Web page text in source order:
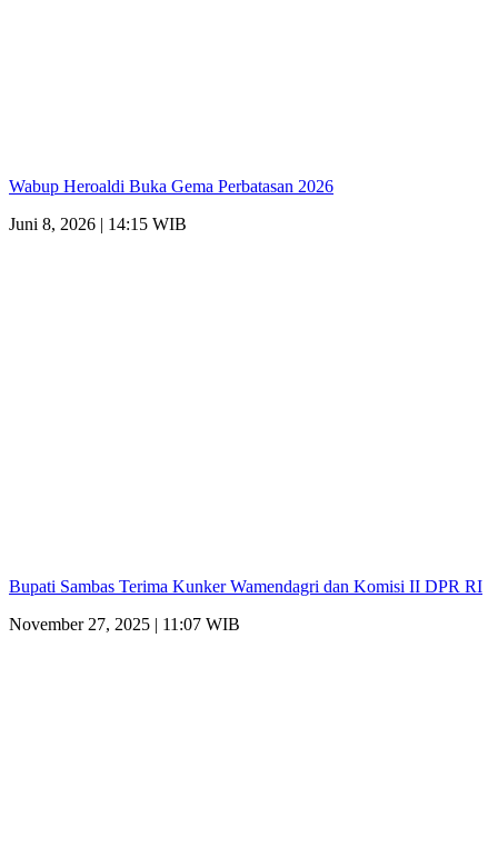
Wabup Heroaldi Buka Gema Perbatasan 2026
Juni 8, 2026 | 14:15 WIB
Bupati Sambas Terima Kunker Wamendagri dan Komisi II DPR RI
November 27, 2025 | 11:07 WIB